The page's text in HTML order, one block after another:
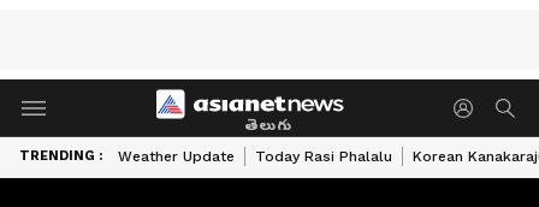
తెలుగు
TRENDING : Weather Update Today Rasi Phalalu Korean